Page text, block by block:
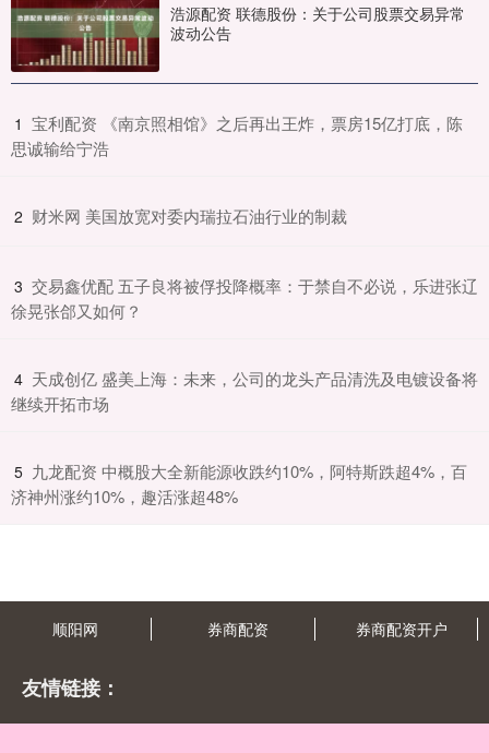
浩源配资 联德股份：关于公司股票交易异常
波动公告
1 ​宝利配资 《南京照相馆》之后再出王炸，票房15亿打底，陈
思诚输给宁浩
2 ​财米网 美国放宽对委内瑞拉石油行业的制裁
3 ​交易鑫优配 五子良将被俘投降概率：于禁自不必说，乐进张辽
徐晃张郃又如何？
4 ​天成创亿 盛美上海：未来，公司的龙头产品清洗及电镀设备将
继续开拓市场
5 ​九龙配资 中概股大全新能源收跌约10%，阿特斯跌超4%，百
济神州涨约10%，趣活涨超48%
顺阳网 券商配资 券商配资开户
友情链接：